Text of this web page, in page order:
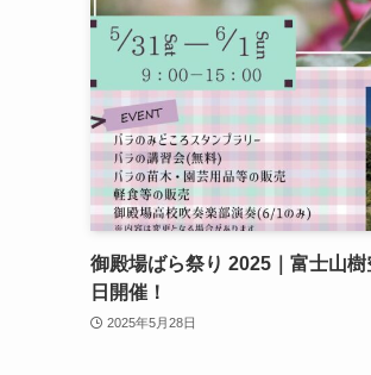
御殿場ばら祭り 2025｜富士山
日開催！
2025年5月28日